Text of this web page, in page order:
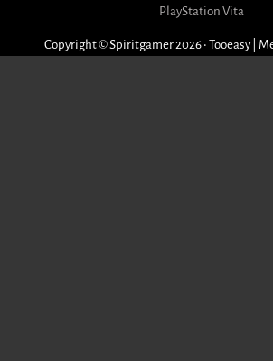
PlayStation Vita
Copyright © Spiritgamer 2026 • Tooeasy